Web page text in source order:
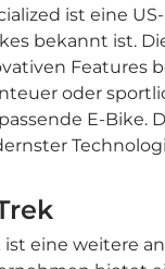
ist eine
bekannt ist.
Features
oder
E-Bike.
ist eine weitere